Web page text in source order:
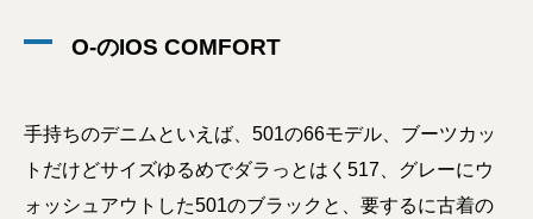
O-のIOS COMFORT
手持ちのデニムといえば、501の66モデル、ブーツカッ
トだけどサイズゆるめでダラっとはく517、グレーにウ
ォッシュアウトした501のブラックと、要するに古着の